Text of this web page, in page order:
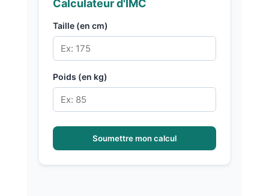
Calculateur d'IMC
Taille (en cm)
Poids (en kg)
Soumettre mon calcul